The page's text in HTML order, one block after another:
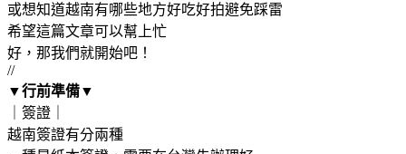
或想知道越南有哪些地方好吃好拍避免踩雷
希望這篇文章可以幫上忙
好，那我們就開始吧！
//
▼行前準備▼
｜簽證｜
越南簽證有分兩種